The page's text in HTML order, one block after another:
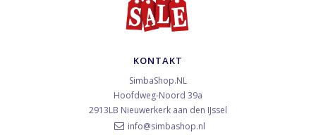
KONTAKT
SimbaShop.NL
Hoofdweg-Noord 39a
2913LB Nieuwerkerk aan den IJssel
info@simbashop.nl